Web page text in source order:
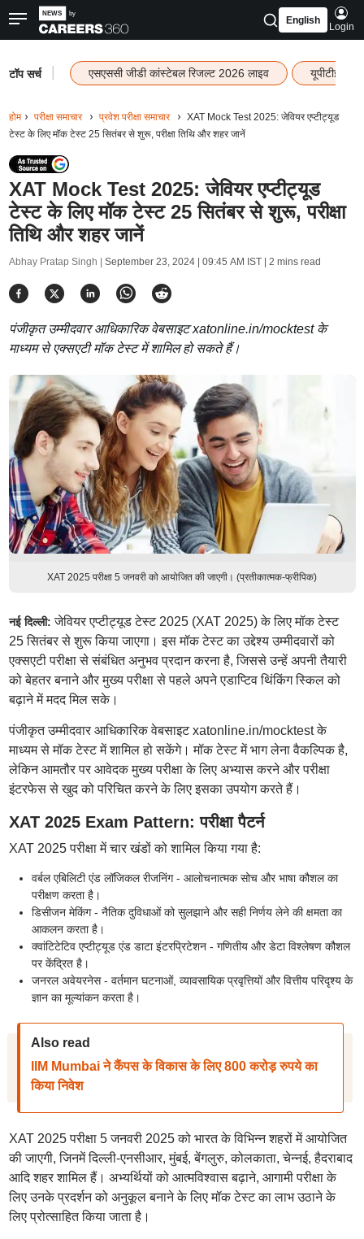
English
Login
टॉप सर्च एसएससी जीडी कांस्टेबल रिजल्ट 2026 लाइव यूपीटीईटी
होम परीक्षा समाचार प्रवेश परीक्षा समाचार
XAT Mock Test 2025: जेवियर एप्टीट्यूड
टेस्ट के लिए मॉक टेस्ट 25 सितंबर से शुरू, परीक्षा तिथि और शहर जानें
XAT Mock Test 2025: जेवियर एप्टीट्यूड
टेस्ट के लिए मॉक टेस्ट 25 सितंबर से शुरू, परीक्षा
तिथि और शहर जानें
Abhay Pratap Singh | September 23, 2024 | 09:45 AM IST| 2 mins read
पंजीकृत उम्मीदवार आधिकारिक वेबसाइट xatonline.in/mocktest के
माध्यम से एक्सएटी मॉक टेस्ट में शामिल हो सकते हैं।
XAT 2025 परीक्षा 5 जनवरी को आयोजित की जाएगी। (प्रतीकात्मक-फ्रीपिक)
नई दिल्ली: जेवियर एप्टीट्यूड टेस्ट 2025 (XAT 2025) के लिए मॉक टेस्ट
25 सितंबर से शुरू किया जाएगा। इस मॉक टेस्ट का उद्देश्य उम्मीदवारों को
एक्सएटी परीक्षा से संबंधित अनुभव प्रदान करना है, जिससे उन्हें अपनी तैयारी
को बेहतर बनाने और मुख्य परीक्षा से पहले अपने एडाप्टिव थिंकिंग स्किल को
बढ़ाने में मदद मिल सके।
पंजीकृत उम्मीदवार आधिकारिक वेबसाइट xatonline.in/mocktest के
माध्यम से मॉक टेस्ट में शामिल हो सकेंगे। मॉक टेस्ट में भाग लेना वैकल्पिक है,
लेकिन आमतौर पर आवेदक मुख्य परीक्षा के लिए अभ्यास करने और परीक्षा
इंटरफेस से खुद को परिचित करने के लिए इसका उपयोग करते हैं।
XAT 2025 Exam Pattern: परीक्षा पैटर्न
XAT 2025 परीक्षा में चार खंडों को शामिल किया गया है:
वर्बल एबिलिटी एंड लॉजिकल रीजनिंग - आलोचनात्मक सोच और भाषा कौशल का
परीक्षण करता है।
डिसीजन मेकिंग - नैतिक दुविधाओं को सुलझाने और सही निर्णय लेने की क्षमता का
आकलन करता है।
क्वांटिटेटिव एप्टीट्यूड एंड डाटा इंटरप्रिटेशन - गणितीय और डेटा विश्लेषण कौशल
पर केंद्रित है।
जनरल अवेयरनेस - वर्तमान घटनाओं, व्यावसायिक प्रवृत्तियों और वित्तीय परिदृश्य के
ज्ञान का मूल्यांकन करता है।
Also read
IIM Mumbai ने कैंपस के विकास के लिए 800 करोड़ रुपये का
किया निवेश
XAT 2025 परीक्षा 5 जनवरी 2025 को भारत के विभिन्न शहरों में आयोजित
की जाएगी, जिनमें दिल्ली-एनसीआर, मुंबई, बेंगलुरु, कोलकाता, चेन्नई, हैदराबाद
आदि शहर शामिल हैं। अभ्यर्थियों को आत्मविश्वास बढ़ाने, आगामी परीक्षा के
लिए उनके प्रदर्शन को अनुकूल बनाने के लिए मॉक टेस्ट का लाभ उठाने के
लिए प्रोत्साहित किया जाता है।